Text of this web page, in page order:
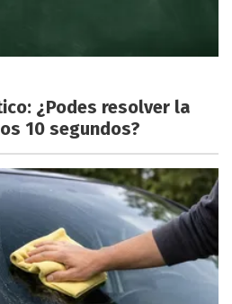
¿Podes resolver la
10 segundos?